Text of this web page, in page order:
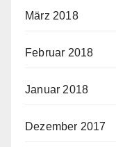
März 2018
Februar 2018
Januar 2018
Dezember 2017